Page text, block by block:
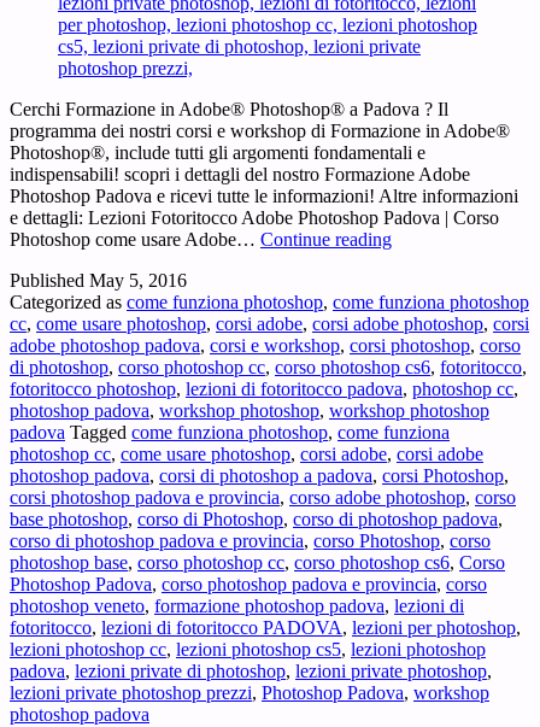
Cerchi Formazione in Adobe® Photoshop® a Padova ? Il
programma dei nostri corsi e workshop di Formazione in Adobe®
Photoshop®, include tutti gli argomenti fondamentali e
indispensabili! scopri i dettagli del nostro Formazione Adobe
Photoshop Padova e ricevi tutte le informazioni! Altre informazioni
e dettagli: Lezioni Fotoritocco Adobe Photoshop Padova | Corso
Photoshop come usare Adobe… Continue readingFormazione
Padova
–
Cerchi
Formazione
in
Adobe®
Photoshop®
a
Padova
?
Published May 5, 2016
Categorized as come funziona photoshop, come funziona photoshop
cc, come usare photoshop, corsi adobe, corsi adobe photoshop, corsi
adobe photoshop padova, corsi e workshop, corsi photoshop, corso
di photoshop, corso photoshop cc, corso photoshop cs6, fotoritocco,
fotoritocco photoshop, lezioni di fotoritocco padova, photoshop cc,
photoshop padova, workshop photoshop, workshop photoshop
padova Tagged come funziona photoshop, come funziona
photoshop cc, come usare photoshop, corsi adobe, corsi adobe
photoshop padova, corsi di photoshop a padova, corsi Photoshop,
corsi photoshop padova e provincia, corso adobe photoshop, corso
base photoshop, corso di Photoshop, corso di photoshop padova,
corso di photoshop padova e provincia, corso Photoshop, corso
photoshop base, corso photoshop cc, corso photoshop cs6, Corso
Photoshop Padova, corso photoshop padova e provincia, corso
photoshop veneto, formazione photoshop padova, lezioni di
fotoritocco, lezioni di fotoritocco PADOVA, lezioni per photoshop,
lezioni photoshop cc, lezioni photoshop cs5, lezioni photoshop
padova, lezioni private di photoshop, lezioni private photoshop,
lezioni private photoshop prezzi, Photoshop Padova, workshop
photoshop padova